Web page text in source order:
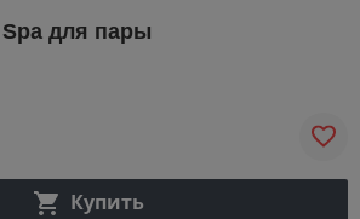
для пары
Купить